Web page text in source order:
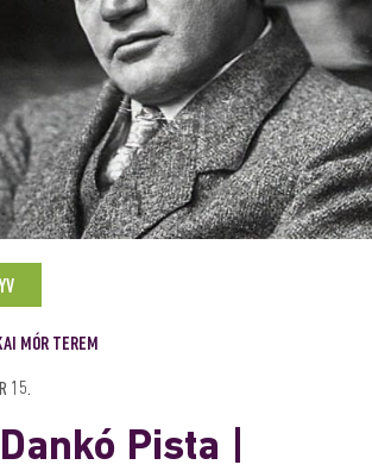
MÓR TEREM
15.
Pista |